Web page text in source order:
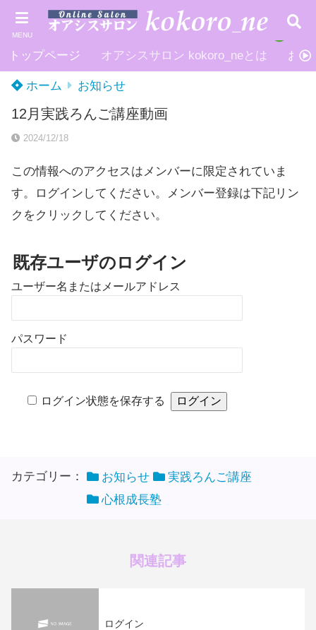
MENU
トップページ オアシスサロン kokoro_neとは お申
ホーム お知らせ
12月実践ろんご講座動画
2024/12/18
この情報へのアクセスはメンバーに限定されていま
す。ログインしてください。メンバー登録は下記リン
クをクリックしてください。
既存ユーザのログイン
ユーザー名またはメールアドレス
パスワード
ログイン状態を保存する
カテゴリー： お知らせ
実践ろんご講座
心根成長塾
関連記事
ログイン